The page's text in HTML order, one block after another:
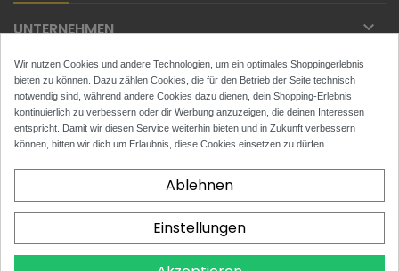
UNTERNEHMEN 
IHR KONTO 
KONTAKT 
NEWSLETTER
Toytans.ch
4.9
Wir nutzen Cookies und andere Technologien, um ein optimales Shoppingerlebnis
bieten zu können. Dazu zählen Cookies, die für den Betrieb der Seite technisch
notwendig sind, während andere Cookies dazu dienen, dein Shopping-Erlebnis
kontinuierlich zu verbessern oder dir Werbung anzuzeigen, die deinen Interessen
entspricht. Damit wir diesen Service weiterhin bieten und in Zukunft verbessern
können, bitten wir dich um Erlaubnis, diese Cookies einsetzen zu dürfen.
Ablehnen
Einstellungen